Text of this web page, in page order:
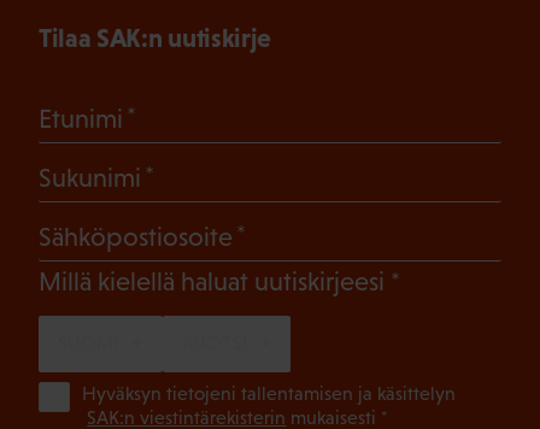
Tilaa SAK:n uutiskirje
Etunimi
Sukunimi
Sähköpostiosoite
Millä kielellä haluat uutiskirjeesi (Pakollinen)
Hyväksyn tietojeni tallentamisen ja käsittelyn
SAK:n viestintärekisterin mukaisesti *